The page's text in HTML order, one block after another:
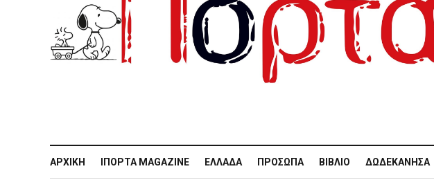
ΑΡΧΙΚΉ IΠΌΡΤΑ MAGAZINE ΕΛΛΆΔΑ ΠΡΌΣΩΠΑ ΒΙΒΛΊΟ ΔΩΔΕΚΆΝΗΣΑ